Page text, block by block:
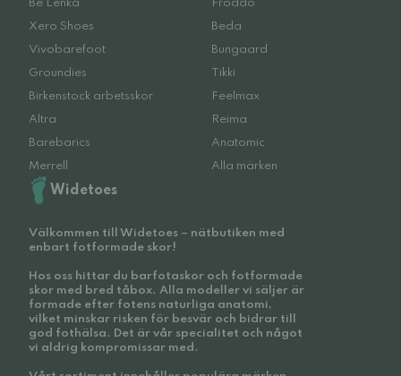
Be Lenka
Froddo
Xero Shoes
Beda
Vivobarefoot
Bungaard
Groundies
Tikki
Birkenstock arbetsskor
Feelmax
Altra
Reima
Barebarics
Anatomic
Merrell
Alla märken
Widetoes
Välkommen till Widetoes – nätbutiken med
enbart fotformade skor!
Hos oss hittar du barfotaskor och fotformade
skor med bred tåbox. Alla modeller vi säljer är
formade efter fotens naturliga anatomi,
vilket minskar risken för besvär och bidrar till
god fothälsa. Det är vår specialitet och något
vi aldrig kompromissar med.